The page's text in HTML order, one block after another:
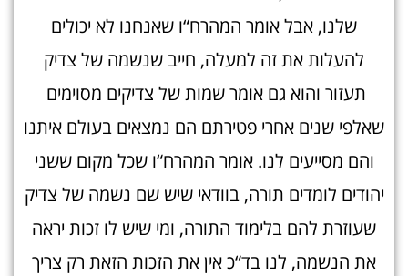
שלנו, אבל אומר המהרח“ו שאנחנו לא יכולים
להעלות את זה למעלה, חייב שנשמה של צדיק
תעזור והוא גם אומר שמות של צדיקים מסוימים
שאלפי שנים אחרי פטירתם הם נמצאים בעולם איתנו
והם מסייעים לנו. אומר המהרח“ו שכל מקום ששני
יהודים לומדים תורה, בוודאי שיש שם נשמה של צדיק
שעוזרת להם בלימוד התורה, ומי שיש לו זכות יראה
את הנשמה, לנו בד“כ אין את הזכות הזאת רק צריך